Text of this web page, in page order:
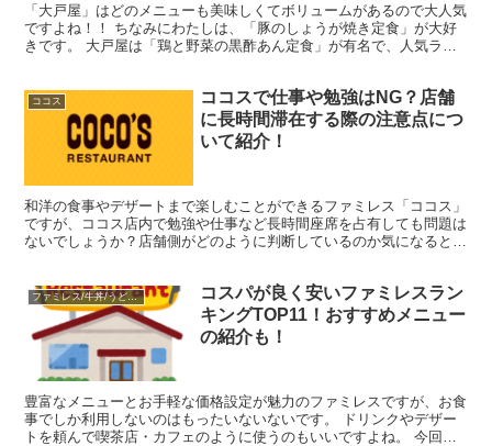
「大戸屋」はどのメニューも美味しくてボリュームがあるので大人気
ですよね！！ ちなみにわたしは、「豚のしょうが焼き定食」が大好
きです。 大戸屋は「鶏と野菜の黒酢あん定食」が有名で、人気ラン
ココス
ココスで仕事や勉強はNG？店舗
に長時間滞在する際の注意点につ
いて紹介！
和洋の食事やデザートまで楽しむことができるファミレス「ココス」
ですが、ココス店内で勉強や仕事など長時間座席を占有しても問題は
ないでしょうか？店舗側がどのように判断しているのか気になるとこ
ファミレス/牛丼/うどん/中華
コスパが良く安いファミレスラン
キングTOP11！おすすめメニュー
の紹介も！
豊富なメニューとお手軽な価格設定が魅力のファミレスですが、お食
事でしか利用しないのはもったいないないです。 ドリンクやデザー
トを頼んで喫茶店・カフェのように使うのもいいですよね。 今回